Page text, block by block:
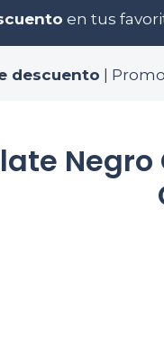
en tus
descuento |